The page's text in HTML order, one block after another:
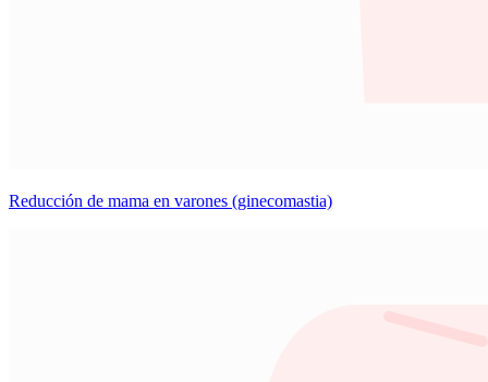
Reducción de mama en varones (ginecomastia)